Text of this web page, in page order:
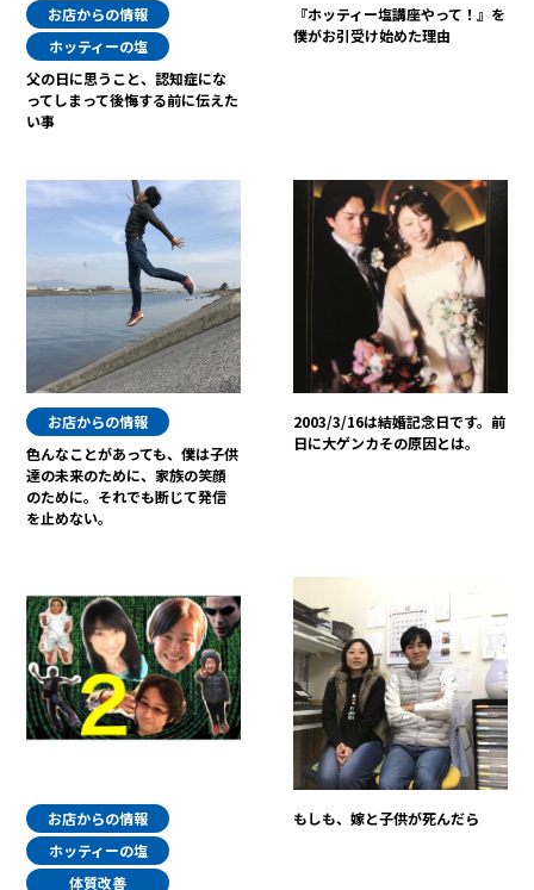
お店からの情報
ホッティーの塩
父の日に思うこと、認知症にな
ってしまって後悔する前に伝えた
い事
『ホッティー塩講座やって！』を
僕がお引受け始めた理由
お店からの情報
色んなことがあっても、僕は子供
達の未来のために、家族の笑顔
のために。それでも断じて発信
を止めない。
2003/3/16は結婚記念日です。前
日に大ゲンカその原因とは。
お店からの情報
ホッティーの塩
体質改善
もしも、嫁と子供が死んだら